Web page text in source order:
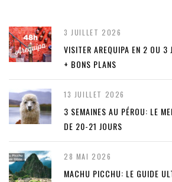
3 JUILLET 2026
VISITER AREQUIPA EN 2 OU 3
+ BONS PLANS
13 JUILLET 2026
3 SEMAINES AU PÉROU: LE
DE 20-21 JOURS
28 MAI 2026
MACHU PICCHU: LE GUIDE